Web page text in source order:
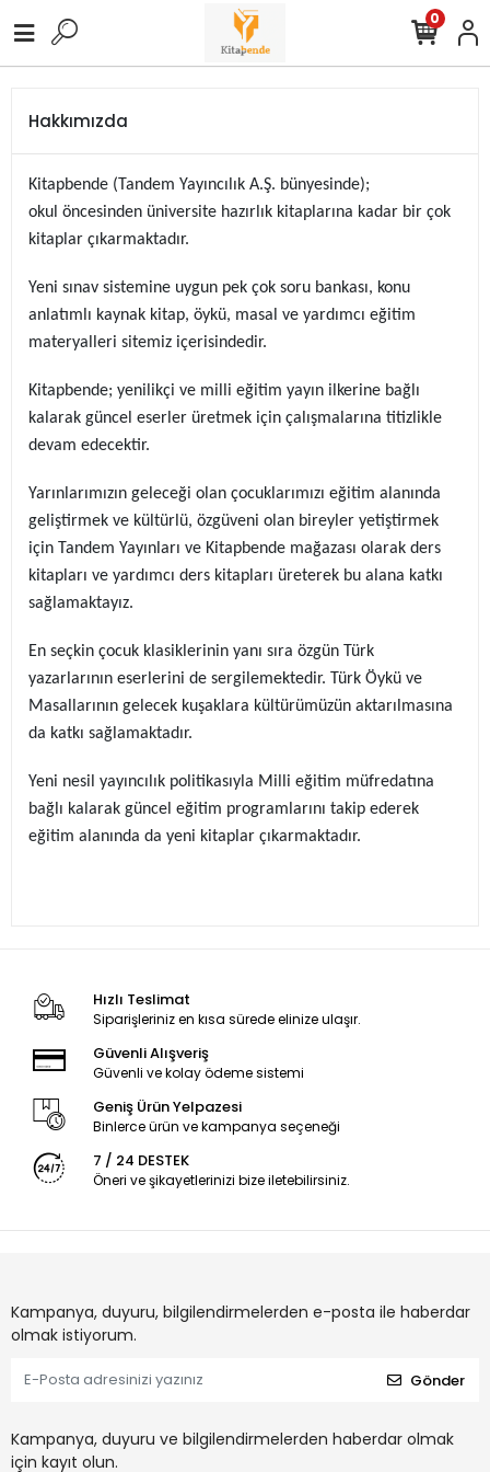
0
Hakkımızda
Kitapbende (Tandem Yayıncılık A.Ş. bünyesinde);
okul öncesinden üniversite hazırlık kitaplarına kadar bir çok
kitaplar çıkarmaktadır.
Yeni sınav sistemine uygun pek çok soru bankası, konu
anlatımlı kaynak kitap, öykü, masal ve yardımcı eğitim
materyalleri sitemiz içerisindedir.
Kitapbende; yenilikçi ve milli eğitim yayın ilkerine bağlı
kalarak güncel eserler üretmek için çalışmalarına titizlikle
devam edecektir.
Yarınlarımızın geleceği olan çocuklarımızı eğitim alanında
geliştirmek ve kültürlü, özgüveni olan bireyler yetiştirmek
için Tandem Yayınları ve Kitapbende mağazası olarak ders
kitapları ve yardımcı ders kitapları üreterek bu alana katkı
sağlamaktayız.
En seçkin çocuk klasiklerinin yanı sıra özgün Türk
yazarlarının eserlerini de sergilemektedir. Türk Öykü ve
Masallarının gelecek kuşaklara kültürümüzün aktarılmasına
da katkı sağlamaktadır.
Yeni nesil yayıncılık politikasıyla Milli eğitim müfredatına
bağlı kalarak güncel eğitim programlarını takip ederek
eğitim alanında da yeni kitaplar çıkarmaktadır.
Hızlı Teslimat
Siparişleriniz en kısa sürede elinize ulaşır.
Güvenli Alışveriş
Güvenli ve kolay ödeme sistemi
Geniş Ürün Yelpazesi
Binlerce ürün ve kampanya seçeneği
7 / 24 DESTEK
Öneri ve şikayetlerinizi bize iletebilirsiniz.
Kampanya, duyuru, bilgilendirmelerden e-posta ile haberdar
olmak istiyorum.
Gönder
Kampanya, duyuru ve bilgilendirmelerden haberdar olmak
için kayıt olun.